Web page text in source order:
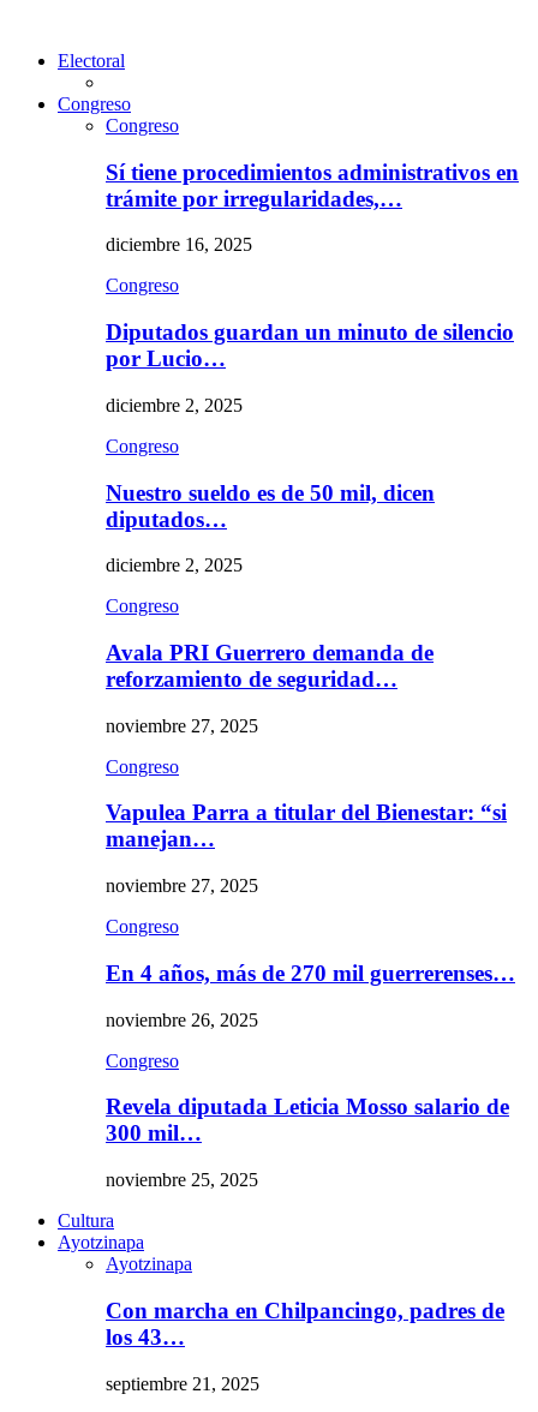
Electoral
Congreso
Congreso
Sí tiene procedimientos administrativos en
trámite por irregularidades,…
diciembre 16, 2025
Congreso
Diputados guardan un minuto de silencio
por Lucio…
diciembre 2, 2025
Congreso
Nuestro sueldo es de 50 mil, dicen
diputados…
diciembre 2, 2025
Congreso
Avala PRI Guerrero demanda de
reforzamiento de seguridad…
noviembre 27, 2025
Congreso
Vapulea Parra a titular del Bienestar: “si
manejan…
noviembre 27, 2025
Congreso
En 4 años, más de 270 mil guerrerenses…
noviembre 26, 2025
Congreso
Revela diputada Leticia Mosso salario de
300 mil…
noviembre 25, 2025
Cultura
Ayotzinapa
Ayotzinapa
Con marcha en Chilpancingo, padres de
los 43…
septiembre 21, 2025